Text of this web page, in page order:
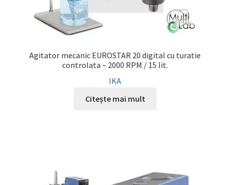
Agitator mecanic EUROSTAR 20 digital cu turatie
controlata – 2000 RPM / 15 lit.
IKA
Citește mai mult